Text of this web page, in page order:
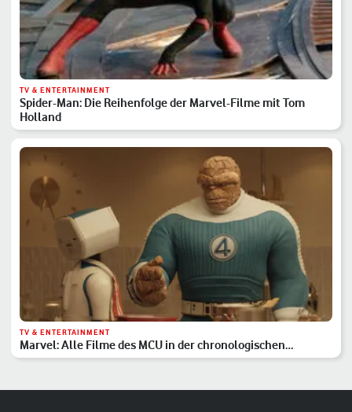
TV & ENTERTAINMENT
Spider-Man: Die Reihenfolge der Marvel-Filme mit Tom
Holland
TV & ENTERTAINMENT
Marvel: Alle Filme des MCU in der chronologischen
Reihenfolge